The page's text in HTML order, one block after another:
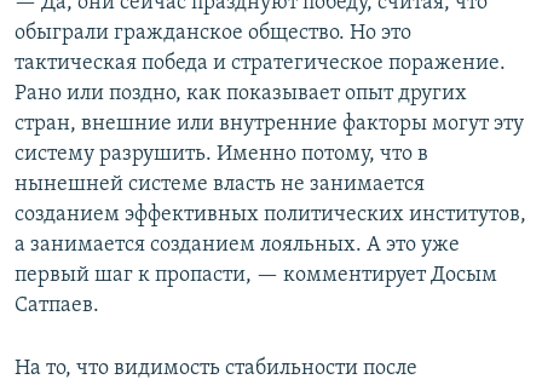
обыграли гражданское общество. Но это
тактическая победа и стратегическое поражение.
Рано или поздно, как показывает опыт других
стран, внешние или внутренние факторы могут эту
систему разрушить. Именно потому, что в
нынешней системе власть не занимается
созданием эффективных политических институтов,
а занимается созданием лояльных. А это уже
первый шаг к пропасти, — комментирует Досым
Сатпаев.
На то, что видимость стабильности после